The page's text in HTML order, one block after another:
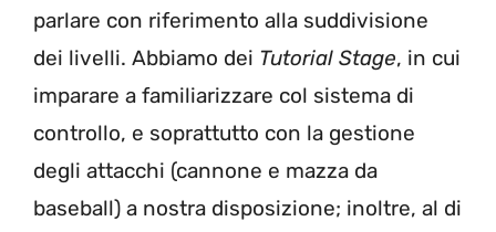
parlare con riferimento alla suddivisione
dei livelli. Abbiamo dei Tutorial Stage, in cui
imparare a familiarizzare col sistema di
controllo, e soprattutto con la gestione
degli attacchi (cannone e mazza da
baseball) a nostra disposizione; inoltre, al di